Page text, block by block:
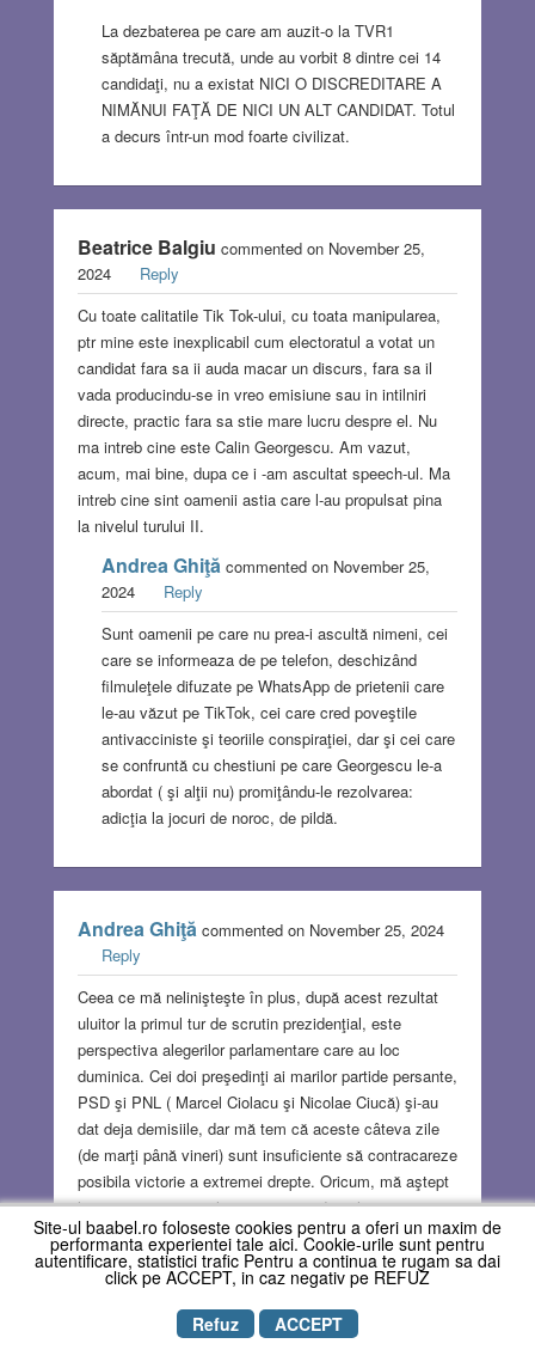
La dezbaterea pe care am auzit-o la TVR1
săptămâna trecută, unde au vorbit 8 dintre cei 14
candidaţi, nu a existat NICI O DISCREDITARE A
NIMĂNUI FAŢĂ DE NICI UN ALT CANDIDAT. Totul
a decurs într-un mod foarte civilizat.
Beatrice Balgiu commented on November 25,
2024
Reply
Cu toate calitatile Tik Tok-ului, cu toata manipularea,
ptr mine este inexplicabil cum electoratul a votat un
candidat fara sa ii auda macar un discurs, fara sa il
vada producindu-se in vreo emisiune sau in intilniri
directe, practic fara sa stie mare lucru despre el. Nu
ma intreb cine este Calin Georgescu. Am vazut,
acum, mai bine, dupa ce i -am ascultat speech-ul. Ma
intreb cine sint oamenii astia care l-au propulsat pina
la nivelul turului II.
Andrea Ghiţăcommented on November 25,
2024
Reply
Sunt oamenii pe care nu prea-i ascultă nimeni, cei
care se informeaza de pe telefon, deschizând
filmuleţele difuzate pe WhatsApp de prietenii care
le-au văzut pe TikTok, cei care cred poveştile
antivacciniste şi teoriile conspiraţiei, dar şi cei care
se confruntă cu chestiuni pe care Georgescu le-a
abordat ( şi alţii nu) promiţându-le rezolvarea:
adicţia la jocuri de noroc, de pildă.
Andrea Ghiţăcommented on November 25, 2024
Reply
Ceea ce mă nelinişteşte în plus, după acest rezultat
uluitor la primul tur de scrutin prezidenţial, este
perspectiva alegerilor parlamentare care au loc
duminica. Cei doi preşedinţi ai marilor partide persante,
PSD şi PNL ( Marcel Ciolacu şi Nicolae Ciucă) şi-au
dat deja demisiile, dar mă tem că aceste câteva zile
(de marţi până vineri) sunt insuficiente să contracareze
posibila victorie a extremei drepte. Oricum, mă aştept
la o opoziţie naţionalist-extremistă de cel puţin 35%.
commented on November 25, 2024
Site-ul baabel.ro foloseste cookies pentru a oferi un maxim de
performanta experientei tale aici. Cookie-urile sunt pentru
autentificare, statistici trafic Pentru a continua te rugam sa dai
click pe ACCEPT, in caz negativ pe REFUZ
Refuz
ACCEPT